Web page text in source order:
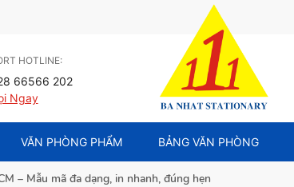
HOTLINE:
66566 202
Ngay
VĂN PHÒNG PHẨM BẢNG VĂN PHÒNG
– Mẫu mã đa dạng, in nhanh, đúng hẹn